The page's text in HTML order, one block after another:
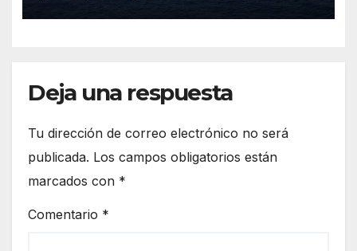
Deja una respuesta
Tu dirección de correo electrónico no será
publicada. Los campos obligatorios están
marcados con *
Comentario *